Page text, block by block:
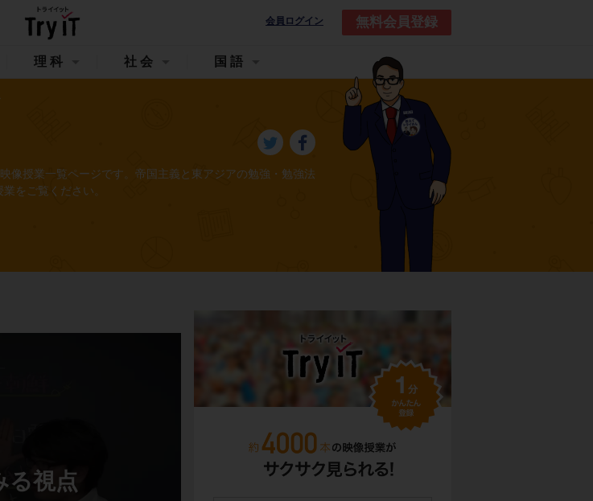
会員ログイン 無料会員登録
理科 社会 国語
像授業一覧ページです。帝国主義と東アジアの勉強・勉強法
をご覧ください。
る視点